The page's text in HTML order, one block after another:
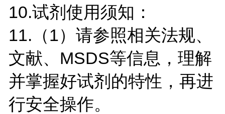
10.试剂使用须知：
11.（1）请参照相关法规、
文献、MSDS等信息，理解
并掌握好试剂的特性，再进
行安全操作。